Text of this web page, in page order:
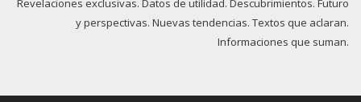
Revelaciones exclusivas. Datos de utilidad. Descubrimientos. Futuro
y perspectivas. Nuevas tendencias. Textos que aclaran.
Informaciones que suman.